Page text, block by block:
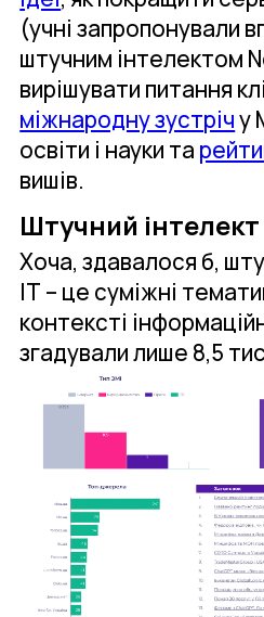
(учні запропонували
штучним інтелектом
вирішувати питання
міжнародну зустрічу
освіти і науки та
вишів.
Штучний інтелект
Хоча, здавалося б,
ІТ – це суміжні
контексті
згадували лише 8,5